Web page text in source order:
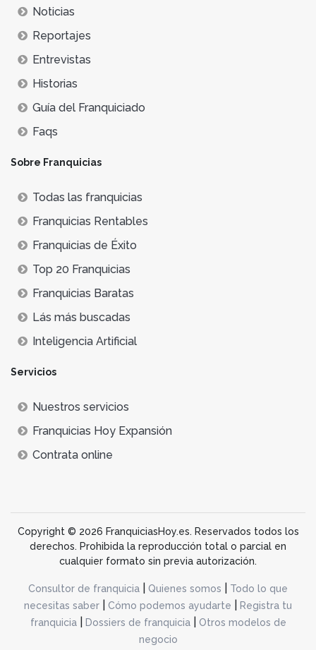
Noticias
Reportajes
Entrevistas
Historias
Guía del Franquiciado
Faqs
Sobre Franquicias
Todas las franquicias
Franquicias Rentables
Franquicias de Éxito
Top 20 Franquicias
Franquicias Baratas
Lás más buscadas
Inteligencia Artificial
Servicios
Nuestros servicios
Franquicias Hoy Expansión
Contrata online
Copyright © 2026 FranquiciasHoy.es. Reservados todos los
derechos. Prohibida la reproducción total o parcial en
cualquier formato sin previa autorización.
Consultor de franquicia Quienes somos
Todo lo que
necesitas saber
Cómo podemos ayudarte
Registra tu
franquicia| Dossiers de franquicia|
Otros modelos de
negocio